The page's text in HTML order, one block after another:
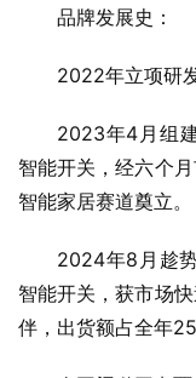
品牌发展史：
2022年立项研
2023年4月组
智能开关，经六个
智能家居赛道奠立。
2024年8月趁
智能开关，获市场
伴，出货额占全年